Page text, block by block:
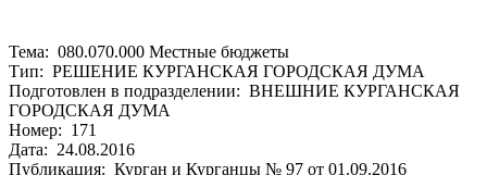
Тема: 080.070.000 Местные бюджеты
Тип: РЕШЕНИЕ КУРГАНСКАЯ ГОРОДСКАЯ ДУМА
Подготовлен в подразделении: ВНЕШНИЕ КУРГАНСКАЯ
ГОРОДСКАЯ ДУМА
Номер: 171
Дата: 24.08.2016
Публикация: Курган и Курганцы № 97 от 01.09.2016